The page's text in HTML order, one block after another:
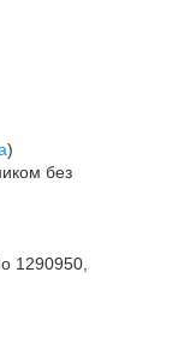
)
без
1290950,